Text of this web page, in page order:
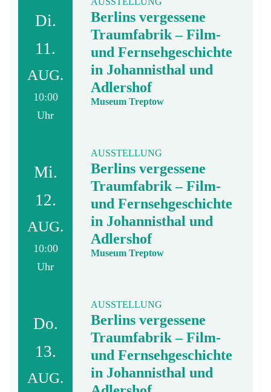
Di.
11.
AUG.
10:00
Uhr
Berlins vergessene
Traumfabrik – Film-
und Fernsehgeschichte
in Johannisthal und
Adlershof
Museum Treptow
Mi.
12.
AUG.
10:00
Uhr
AUSSTELLUNG
Berlins vergessene
Traumfabrik – Film-
und Fernsehgeschichte
in Johannisthal und
Adlershof
Museum Treptow
Do.
13.
AUG.
AUSSTELLUNG
Berlins vergessene
Traumfabrik – Film-
und Fernsehgeschichte
in Johannisthal und